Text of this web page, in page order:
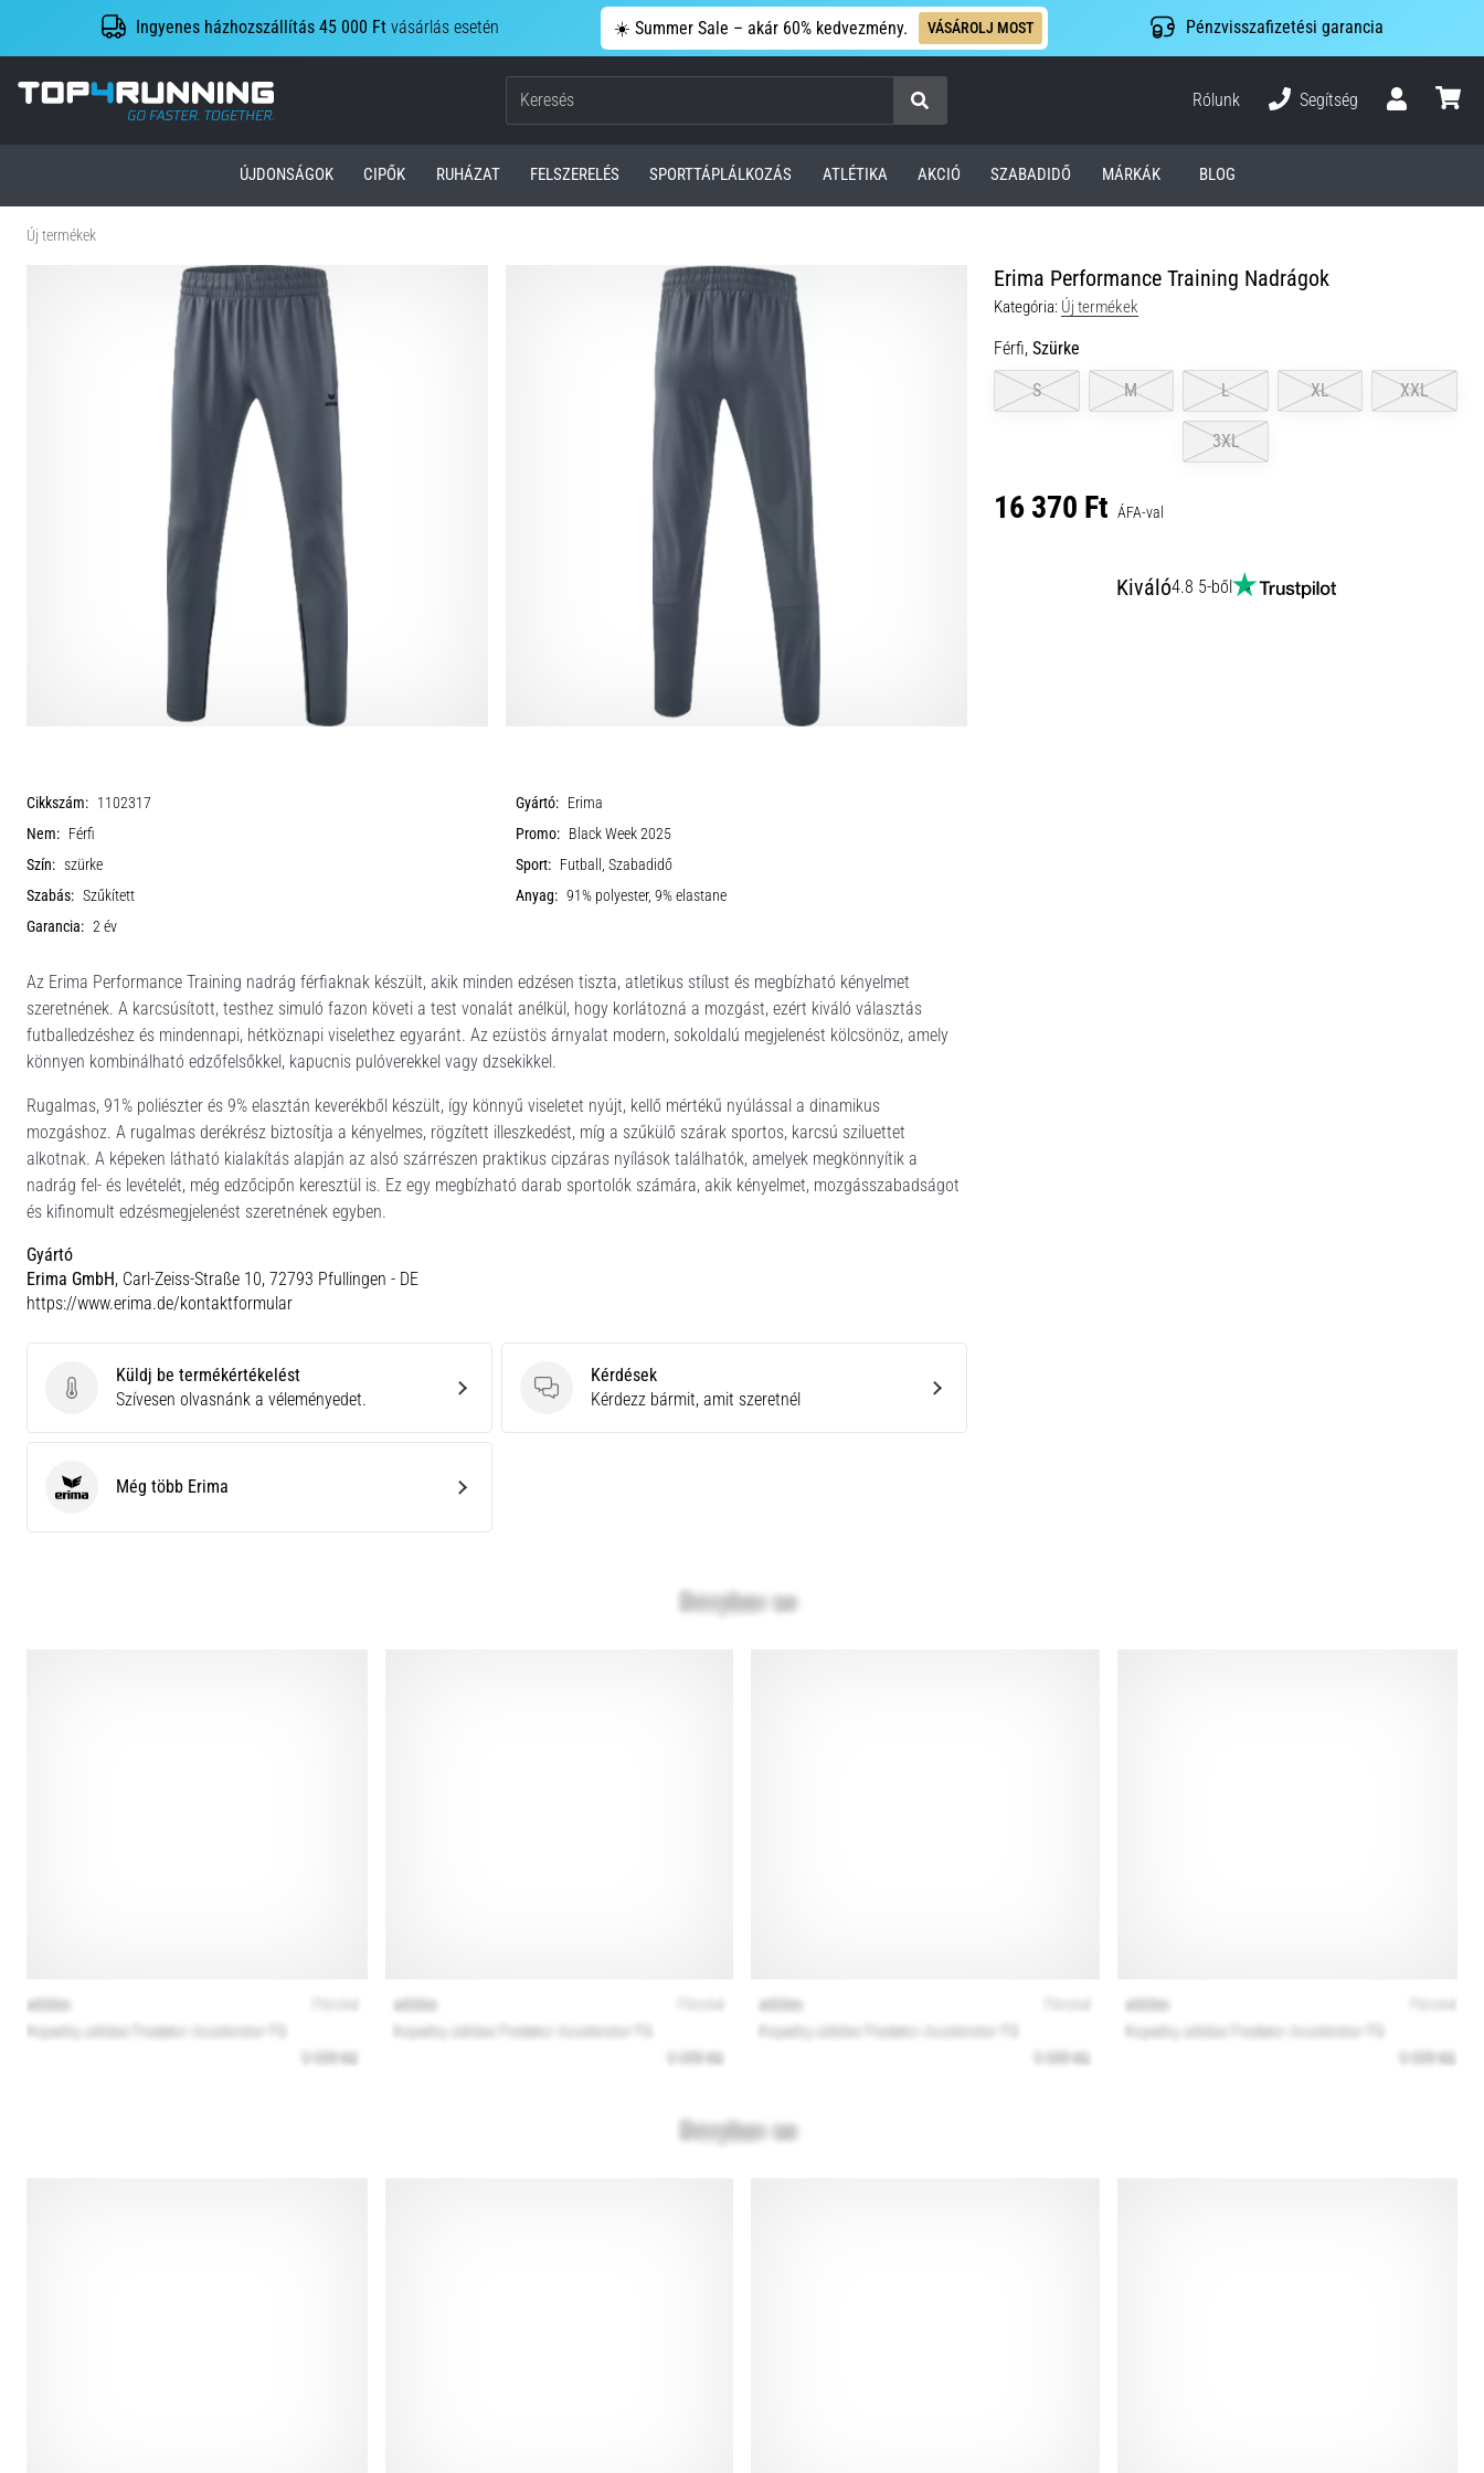
Ingyenes házhozszállítás 45 000 Ft vásárlás esetén ☀️ Summer Sale – akár 60% kedvezmény. VÁSÁROLJ MOST Pénzvisszafizetési garancia
Top4Running.hu
Keresés
Rólunk
Segítség
ÚJDONSÁGOK CIPŐK RUHÁZAT FELSZERELÉS SPORTTÁPLÁLKOZÁS ATLÉTIKA AKCIÓ SZABADIDŐ MÁRKÁK BLOG
Új termékek
Erima Performance Training Nadrágok
Kategória: Új termékek
Férfi, Szürke
S
M L XL XXL
3XL
16 370 Ft ÁFA-val
Kiváló4.8 5-ből
Cikkszám: 1102317 Gyártó: Erima
Nem: Férfi Promo: Black Week 2025
Szín: szürke Sport: Futball, Szabadidő
Szabás: Szűkített Anyag: 91% polyester, 9% elastane
Garancia: 2 év
Az Erima Performance Training nadrág férfiaknak készült, akik minden edzésen tiszta, atletikus stílust és megbízható kényelmet
szeretnének. A karcsúsított, testhez simuló fazon követi a test vonalát anélkül, hogy korlátozná a mozgást, ezért kiváló választás
futballedzéshez és mindennapi, hétköznapi viselethez egyaránt. Az ezüstös árnyalat modern, sokoldalú megjelenést kölcsönöz, amely
könnyen kombinálható edzőfelsőkkel, kapucnis pulóverekkel vagy dzsekikkel.
Rugalmas, 91% poliészter és 9% elasztán keverékből készült, így könnyű viseletet nyújt, kellő mértékű nyúlással a dinamikus
mozgáshoz. A rugalmas derékrész biztosítja a kényelmes, rögzített illeszkedést, míg a szűkülő szárak sportos, karcsú sziluettet
alkotnak. A képeken látható kialakítás alapján az alsó szárrészen praktikus cipzáras nyílások találhatók, amelyek megkönnyítik a
nadrág fel- és levételét, még edzőcipőn keresztül is. Ez egy megbízható darab sportolók számára, akik kényelmet, mozgásszabadságot
és kifinomult edzésmegjelenést szeretnének egyben.
Gyártó
Erima GmbH, Carl-Zeiss-Straße 10, 72793 Pfullingen - DE
https://www.erima.de/kontaktformular
Küldj be termékértékelést
Küldj be termékértékelést
Szívesen olvasnánk a véleményedet.
Kérdések
Kérdések
Kérdezz bármit, amit szeretnél
Erima Még több Erima